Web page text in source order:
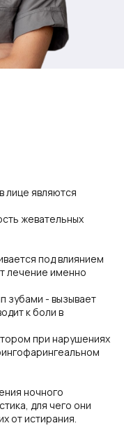
лице являются
жевательных
под влиянием
лечение именно
зубами - вызывает
к боли в
при нарушениях
ночного
для чего они
от истирания.